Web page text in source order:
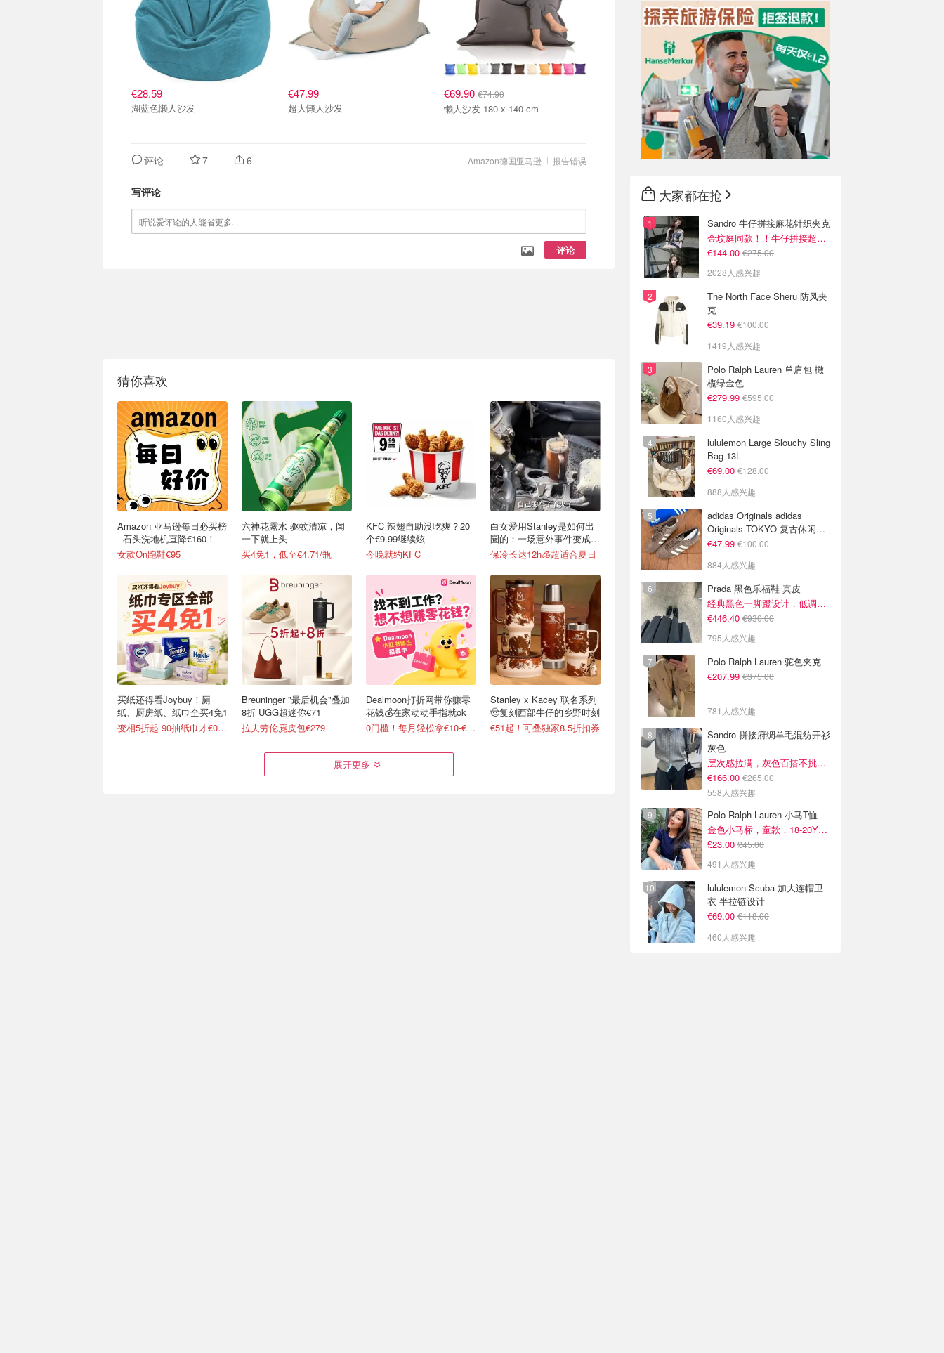
€28.59
湖蓝色懒人沙发
€47.99
超大懒人沙发
€69.90 €74.90
懒人沙发 180 x 140 cm
报告错误
Amazon德国亚马逊
评论 7 6
写评论
评论
猜你喜欢
Amazon 亚马逊每日必买榜
- 石头洗地机直降€160！
女款On跑鞋€95
买纸还得看Joybuy！厕
纸、厨房纸、纸巾全买4免1
变相5折起 90抽纸巾才€0.22/包
六神花露水 驱蚊清凉，闻
一下就上头
买4免1，低至€4.71/瓶
Breuninger "最后机会"叠加
8折 UGG超迷你€71
拉夫劳伦麂皮包€279
KFC 辣翅自助没吃爽？20
个€9.99继续炫
今晚就约KFC
Dealmoon打折网带你赚零
花钱💰在家动动手指就ok
0门槛！每月轻松拿€10-€100
白女爱用Stanley是如何出
圈的：一场意外事件变成顶
级营销案例
保冷长达12h🧊超适合夏日
Stanley x Kacey 联名系列
🤠复刻西部牛仔的乡野时刻
€51起！可叠独家8.5折扣券
展开更多
大家都在抢
Sandro 牛仔拼接麻花针织夹克
金玟庭同款！！牛仔拼接超有层次感
€144.00 €275.00
2028人感兴趣
The North Face Sheru 防风夹
克
€39.19 €100.00
1419人感兴趣
Polo Ralph Lauren 单肩包 橄
榄绿金色
€279.99 €595.00
1160人感兴趣
lululemon Large Slouchy Sling
Bag 13L
€69.00 €128.00
888人感兴趣
adidas Originals adidas
Originals TOKYO 复古休闲鞋
深棕色
€47.99 €100.00
884人感兴趣
Prada 黑色乐福鞋 真皮
经典黑色一脚蹬设计，低调百搭又高级
€446.40 €930.00
795人感兴趣
Polo Ralph Lauren 驼色夹克
€207.99 €375.00
781人感兴趣
Sandro 拼接府绸羊毛混纺开衫
灰色
层次感拉满，灰色百搭不挑人~
€166.00 €265.00
558人感兴趣
Polo Ralph Lauren 小马T恤
金色小马标，童款，18-20Y捡漏！
£23.00 £45.00
491人感兴趣
lululemon Scuba 加大连帽卫
衣 半拉链设计
€69.00 €118.00
460人感兴趣